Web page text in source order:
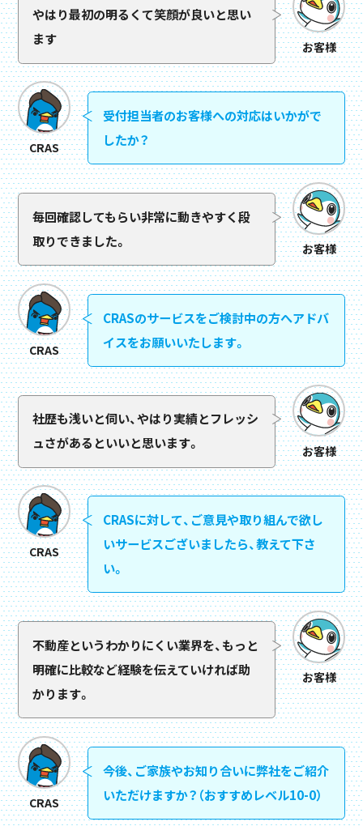
お客様
やはり最初の明るくて笑顔が良いと思い
ます
CRAS
受付担当者のお客様への対応はいかがで
したか？
お客様
毎回確認してもらい非常に動きやすく段
取りできました。
CRAS
CRASのサービスをご検討中の方へアドバ
イスをお願いいたします。
お客様
社歴も浅いと伺い、やはり実績とフレッシ
ュさがあるといいと思います。
CRAS
CRASに対して、ご意見や取り組んで欲し
いサービスございましたら、教えて下さ
い。
お客様
不動産というわかりにくい業界を、もっと
明確に比較など経験を伝えていければ助
かります。
CRAS
今後、ご家族やお知り合いに弊社をご紹介
いただけますか？（おすすめレベル10-0）